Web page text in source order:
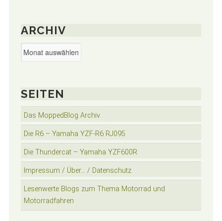
ARCHIV
Archiv
SEITEN
Das MoppedBlog Archiv
Die R6 – Yamaha YZF-R6 RJ095
Die Thundercat – Yamaha YZF600R
Impressum / Über… / Datenschutz
Lesenwerte Blogs zum Thema Motorrad und
Motorradfahren